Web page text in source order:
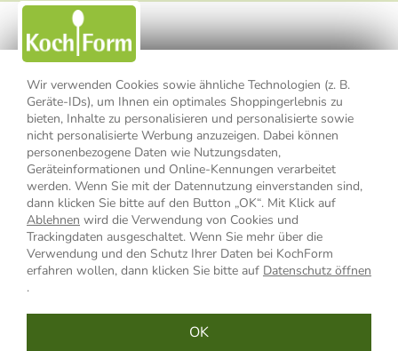
Wir verwenden Cookies sowie ähnliche Technologien (z. B.
Geräte-IDs), um Ihnen ein optimales Shoppingerlebnis zu
bieten, Inhalte zu personalisieren und personalisierte sowie
nicht personalisierte Werbung anzuzeigen. Dabei können
personenbezogene Daten wie Nutzungsdaten,
Geräteinformationen und Online-Kennungen verarbeitet
werden. Wenn Sie mit der Datennutzung einverstanden sind,
dann klicken Sie bitte auf den Button „OK“. Mit Klick auf
Ablehnen wird die Verwendung von Cookies und
Trackingdaten ausgeschaltet. Wenn Sie mehr über die
Verwendung und den Schutz Ihrer Daten bei KochForm
erfahren wollen, dann klicken Sie bitte auf Datenschutz öffnen
.
OK
nicht erkennbar, welche konkrete Person geklickt hat. Diese
Einwilligung zur Nutzung meiner E-Mail- Adresse für Werbezwecke
kann ich jederzeit mit Wirkung für die Zukunft widerrufen, indem ich
den Link "Abmelden" am Ende des Newsletters anklicke oder die
Option Newsletter im Mitgliederbereich deaktiviere. Die
Datenschutzerklärung
habe ich zur Kenntnis genommen.
Impressum Datenschutzerklärung
AGB
Widerrufsbelehrung
Widerrufsformular
Vertrag widerrufen
* Alle Preisangaben inkl. MwSt., bis 49,90 € Bestellwert zzgl.
Versandkosten, ab 49,90 € Bestellwert inkl.Versandkosteninnerhalb